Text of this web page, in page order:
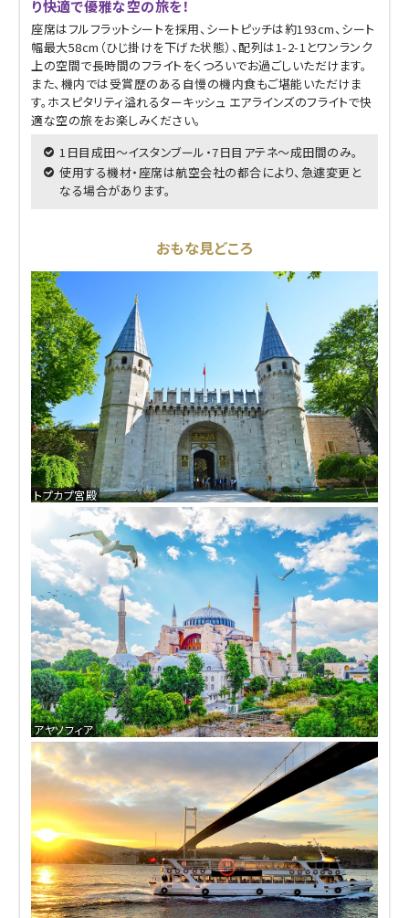
り快適で優雅な空の旅を！
座席はフルフラットシートを採用、シートピッチは約193cm、シート
幅最大58cm（ひじ掛けを下げた状態）、配列は1-2-1とワンランク
上の空間で長時間のフライトをくつろいでお過ごしいただけます。
また、機内では受賞歴のある自慢の機内食もご堪能いただけま
す。ホスピタリティ溢れるターキッシュ エアラインズのフライトで快
適な空の旅をお楽しみください。
1日目成田～イスタンブール・7日目アテネ～成田間のみ。
使用する機材・座席は航空会社の都合により、急遽変更と
なる場合があります。
おもな見どころ
トプカプ宮殿
アヤソフィア